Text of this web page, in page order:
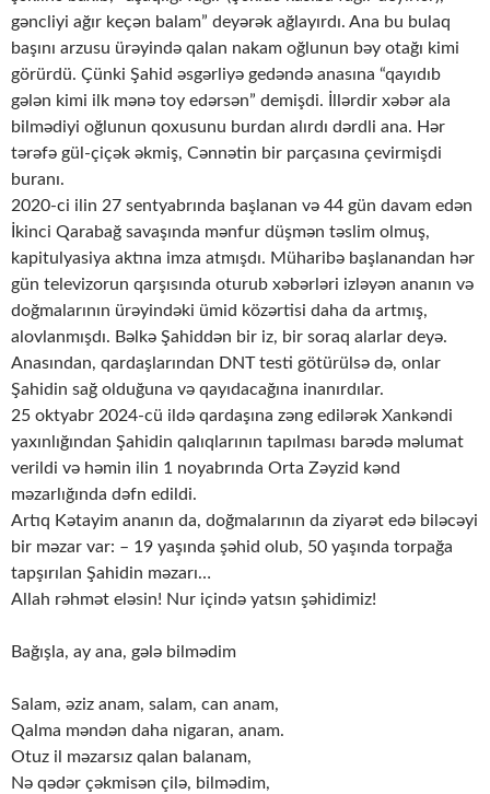
gəncliyi ağır keçən balam” deyərək ağlayırdı. Ana bu bulaq
başını arzusu ürəyində qalan nakam oğlunun bəy otağı kimi
görürdü. Çünki Şahid əsgərliyə gedəndə anasına “qayıdıb
gələn kimi ilk mənə toy edərsən” demişdi. İllərdir xəbər ala
bilmədiyi oğlunun qoxusunu burdan alırdı dərdli ana. Hər
tərəfə gül-çiçək əkmiş, Cənnətin bir parçasına çevirmişdi
buranı.
2020-ci ilin 27 sentyabrında başlanan və 44 gün davam edən
İkinci Qarabağ savaşında mənfur düşmən təslim olmuş,
kapitulyasiya aktına imza atmışdı. Müharibə başlanandan hər
gün televizorun qarşısında oturub xəbərləri izləyən ananın və
doğmalarının ürəyindəki ümid közərtisi daha da artmış,
alovlanmışdı. Bəlkə Şahiddən bir iz, bir soraq alarlar deyə.
Anasından, qardaşlarından DNT testi götürülsə də, onlar
Şahidin sağ olduğuna və qayıdacağına inanırdılar.
25 oktyabr 2024-cü ildə qardaşına zəng edilərək Xankəndi
yaxınlığından Şahidin qalıqlarının tapılması barədə məlumat
verildi və həmin ilin 1 noyabrında Orta Zəyzid kənd
məzarlığında dəfn edildi.
Artıq Kətayim ananın da, doğmalarının da ziyarət edə biləcəyi
bir məzar var: – 19 yaşında şəhid olub, 50 yaşında torpağa
tapşırılan Şahidin məzarı…
Allah rəhmət eləsin! Nur içində yatsın şəhidimiz!
Bağışla, ay ana, gələ bilmədim
Salam, əziz anam, salam, can anam,
Qalma məndən daha nigaran, anam.
Otuz il məzarsız qalan balanam,
Nə qədər çəkmisən çilə, bilmədim,